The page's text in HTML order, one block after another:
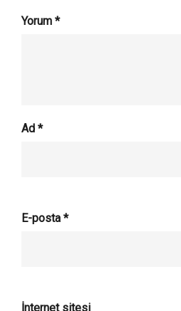
Yorum *
Ad *
E-posta *
İnternet sitesi